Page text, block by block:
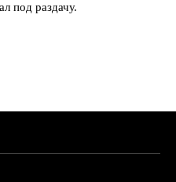
под раздачу.